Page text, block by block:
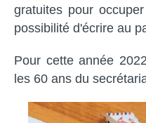
gratuites pour
possibilité d'écrire au
Pour cette année
les 60 ans du